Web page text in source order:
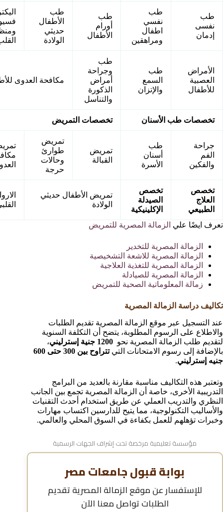
طب
نفسى
إدمان
طب
نفسي
اطفال
ومراهقين
طب
أورام
الأطفال
طب
الأطفال
حديثي
الولادة
الأمراض
العصبية
للأطفال
طب
السمع
والإتزان
طب
وجراحة
أمراض
الذكورة
والتناسل
مكافحة العدوى
تخصصات طب الأسنان تخصصات التمريض
جراحة
الفم
والفكين
طب
أسنان
الأسرة
تمريض
القبالة
تمريض
طوارئ
وحالات
حرجة
تخصص
العلاج
الطبيعي
تخصص
الصيدلة
الإكلينيكية
تمريض الأطفال حديثي
الولادة
تعرف ايضًا علي الزمالة المصرية للتمريض
الزمالة المصرية للتخدير
الزمالة المصرية للاشعة التشخيصية
الزمالة المصرية للتغذية العلاجية
الزمالة المصرية للصيادلة
زمالة المعلوماتية الصحية للتمريض
تكاليف دراسة الزمالة المصرية
عند التسجيل عبر موقع الزمالة المصرية تقديم الطلبات
والاطلاع على الرسوم المطلوبة، يتضح أن التكلفة السنوية
لتقديم طلب الزمالة المصرية نحو 1200 جنية إسترليني
،
بالإضافة إلى رسوم الامتحانات التي
تتراوح بين 300 حتى 600
جنيه إسترليني.
وتعتبر هذه التكاليف مناسبة مقارنة بالعديد من البرامج
التدريبية الأخرى، خاصة أن الزمالة المصرية تجمع بين الجانب
النظري والتدريب العملي عن طريق استخدام أحدث التقنيات
والأساليب التكنولوجية، مما يتيح للدارسين اكتساب مهارات
وخبرات تؤهلهم للعمل بكفاءة في السوق المحلي والعالمي.
مؤسسة تعليمية مرخصة تحت إشراف الجهات الرسمية
بوابة قبول جامعات مصر
للإستفسار عنموقع الزمالة المصرية تقديم
الطلباتتواصل معنا الآن